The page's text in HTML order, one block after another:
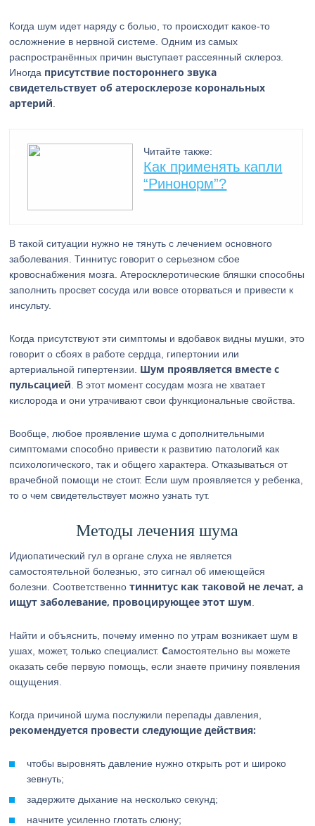
Когда шум идет наряду с болью, то происходит какое-то
осложнение в нервной системе. Одним из самых
распространённых причин выступает рассеянный склероз.
Иногда присутствие постороннего звука
свидетельствует об атеросклерозе корональных
артерий
Читайте также:
Как применять капли
“Ринонорм”?
В такой ситуации нужно не тянуть с лечением основного
заболевания. Тиннитус говорит о серьезном сбое
кровоснабжения мозга. Атеросклеротические бляшки способны
заполнить просвет сосуда или вовсе оторваться и привести к
инсульту.
Когда присутствуют эти симптомы и вдобавок видны мушки, это
говорит о сбоях в работе сердца, гипертонии или
артериальной гипертензии. Шум проявляется вместе с
пульсацией . В этот момент сосудам мозга не хватает
кислорода и они утрачивают свои функциональные свойства.
Вообще, любое проявление шума с дополнительными
симптомами способно привести к развитию патологий как
психологического, так и общего характера. Отказываться от
врачебной помощи не стоит. Если шум проявляется у ребенка,
то о чем свидетельствует можно узнать тут.
Методы лечения шума
Идиопатический гул в органе слуха не является
самостоятельной болезнью, это сигнал об имеющейся
болезни. Соответственнотиннитус как таковой не лечат, а
ищут заболевание, провоцирующее этот шум
Найти и объяснить, почему именно по утрам возникает шум в
ушах, может, только специалист.Самостоятельно вы можете
оказать себе первую помощь, если знаете причину появления
ощущения.
Когда причиной шума послужили перепады давления,
рекомендуется провести следующие действия:
чтобы выровнять давление нужно открыть рот и широко
зевнуть;
задержите дыхание на несколько секунд;
начните усиленно глотать слюну;